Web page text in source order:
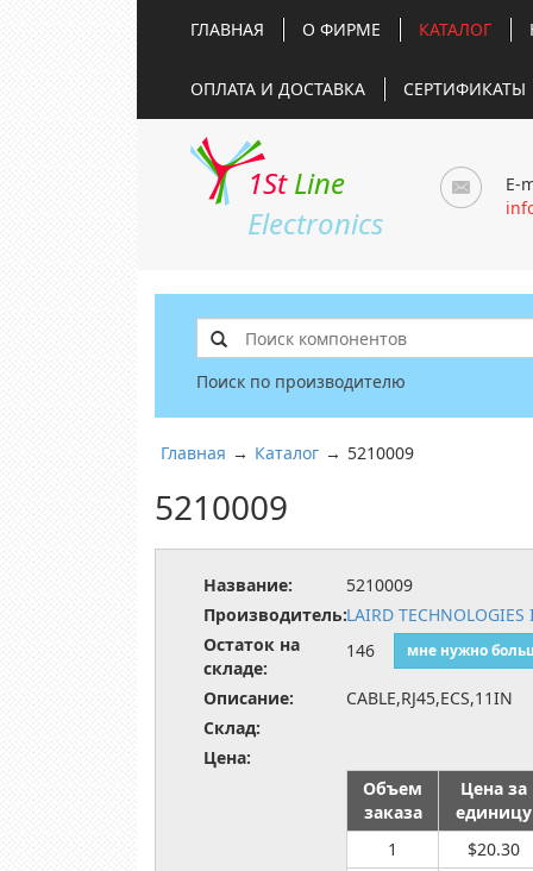
ГЛАВНАЯ О ФИРМЕ КАТАЛОГ
ОПЛАТА И ДОСТАВКА СЕРТИФИКАТЫ
1St Line
Electronics
E-
Поиск по производителю
Главная → Каталог → 5210009
5210009
Название:
5210009
Производитель:LAIRD TECHNOLOGIES
Остаток на
складе:
146 мне нужно
Описание:
CABLE,RJ45,ECS,11IN
Склад:
Цена:
Объем
заказа
Цена за
единицу
1
$20.30